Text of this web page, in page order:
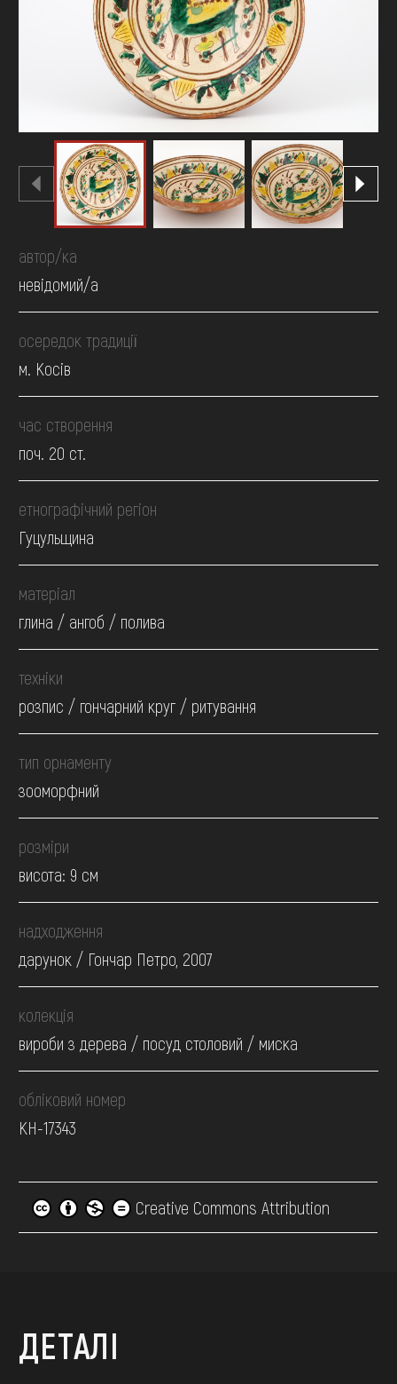
ОНЛАЙН-КРАМНИЦЯ
ПІДТРИМАТИ
автор/ка
невідомий/а
осередок традиції
м. Косів
час створення
поч. 20 ст.
етнографічний регіон
Гуцульщина
матеріал
глина / ангоб / полива
техніки
розпис / гончарний круг / ритування
тип орнаменту
зооморфний
розміри
висота: 9 см
надходження
дарунок / Гончар Петро, 2007
колекція
вироби з дерева / посуд столовий / миска
обліковий номер
КН-17343
Creative Commons Attribution
ДЕТАЛІ